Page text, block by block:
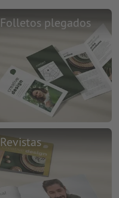
Folletos plegados
Revistas